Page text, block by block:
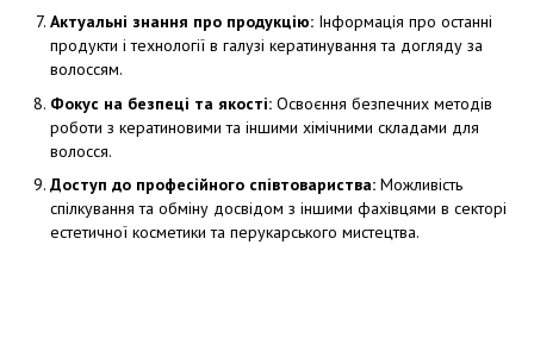
Актуальні знання про продукцію: Інформація про останні
продукти і технології в галузі кератинування та догляду за
волоссям.
Фокус на безпеці та якості: Освоєння безпечних методів
роботи з кератиновими та іншими хімічними складами для
волосся.
Доступ до професійного співтовариства: Можливість
спілкування та обміну досвідом з іншими фахівцями в секторі
естетичної косметики та перукарського мистецтва.